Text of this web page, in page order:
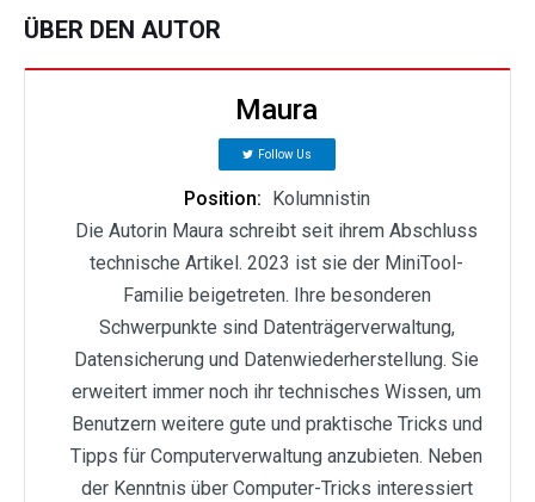
ÜBER DEN AUTOR
Maura
Follow Us
Position:
Kolumnistin
Die Autorin Maura schreibt seit ihrem Abschluss
technische Artikel. 2023 ist sie der MiniTool-
Familie beigetreten. Ihre besonderen
Schwerpunkte sind Datenträgerverwaltung,
Datensicherung und Datenwiederherstellung. Sie
erweitert immer noch ihr technisches Wissen, um
Benutzern weitere gute und praktische Tricks und
Tipps für Computerverwaltung anzubieten. Neben
der Kenntnis über Computer-Tricks interessiert